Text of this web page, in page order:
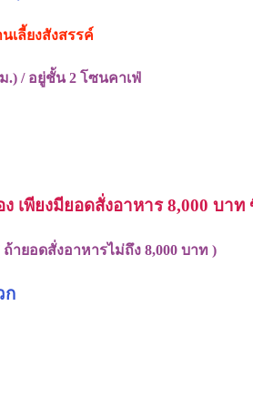
นเลี้ยงสังสรรค์
.) / อยู่ชั้น 2 โซนคาเฟ่
เพียงมียอดสั่งอาหาร 8,000 บาท
ายอดสั่งอาหารไม่ถึง 8,000 บาท )
ก